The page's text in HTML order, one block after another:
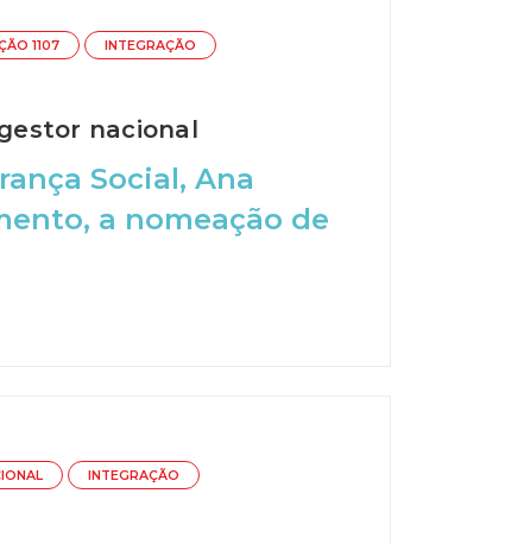
1107 INTEGRAÇÃO
nacional
Social, Ana
a nomeação de
INTEGRAÇÃO